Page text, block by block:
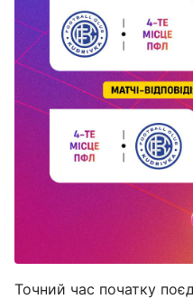
Точний час початку